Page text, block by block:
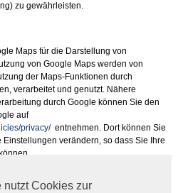
nutzt Cookies zur
zu gewährleisten.
Maps für die Darstellung von
von Google Maps werden von
der Maps-Funktionen durch
verarbeitet und genutzt. Nähere
durch Google können Sie den
auf
privacy/entnehmen. Dort können Sie
verändern, so dass Sie Ihre